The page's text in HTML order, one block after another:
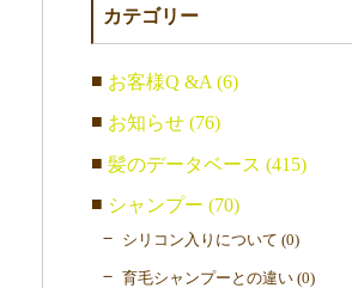
カテゴリー
お客様Q &A (6)
お知らせ (76)
髪のデータベース (415)
シャンプー (70)
シリコン入りについて (0)
育毛シャンプーとの違い (0)